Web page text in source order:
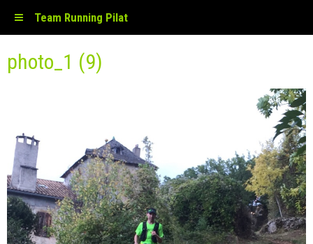
Team Running Pilat
photo_1 (9)